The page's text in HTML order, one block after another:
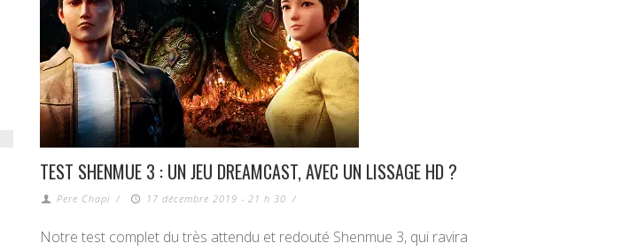
TEST SHENMUE 3 : UN JEU DREAMCAST, AVEC UN LISSAGE HD ?
Pere Chapi / 17 décembre 2019 - 21 h 30 /
Notre test complet du très attendu et redouté Shenmue 3, qui ravira